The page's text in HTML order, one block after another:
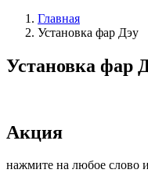
Главная
Установка фар Дэу
Установка фар
Акция
нажмите на любое слово